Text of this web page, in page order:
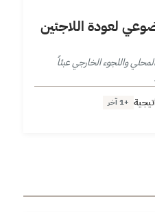
لعودة اللاجئين
واللجوء الخارجي عبئاً
+1 آخر